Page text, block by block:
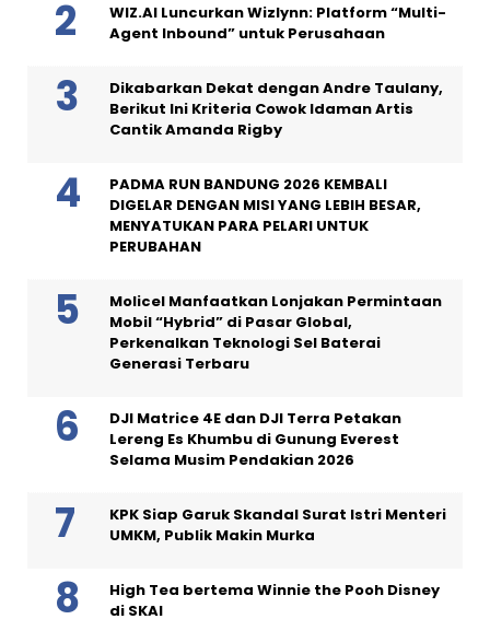
WIZ.AI Luncurkan Wizlynn: Platform “Multi-
Agent Inbound” untuk Perusahaan
Dikabarkan Dekat dengan Andre Taulany,
Berikut Ini Kriteria Cowok Idaman Artis
Cantik Amanda Rigby
PADMA RUN BANDUNG 2026 KEMBALI
DIGELAR DENGAN MISI YANG LEBIH BESAR,
MENYATUKAN PARA PELARI UNTUK
PERUBAHAN
Molicel Manfaatkan Lonjakan Permintaan
Mobil “Hybrid” di Pasar Global,
Perkenalkan Teknologi Sel Baterai
Generasi Terbaru
DJI Matrice 4E dan DJI Terra Petakan
Lereng Es Khumbu di Gunung Everest
Selama Musim Pendakian 2026
KPK Siap Garuk Skandal Surat Istri Menteri
UMKM, Publik Makin Murka
High Tea bertema Winnie the Pooh Disney
di SKAI